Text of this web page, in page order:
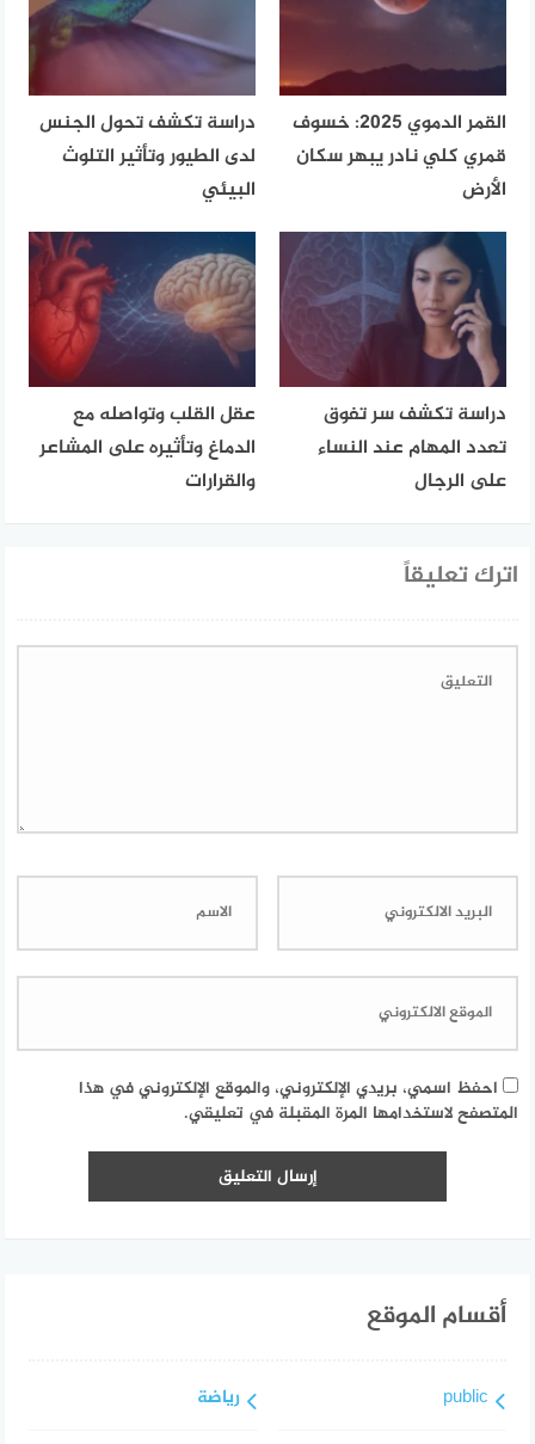
القمر الدموي 2025: خسوف
قمري كلي نادر يبهر سكان
الأرض
دراسة تكشف تحول الجنس
لدى الطيور وتأثير التلوث
البيئي
دراسة تكشف سر تفوق
تعدد المهام عند النساء
على الرجال
عقل القلب وتواصله مع
الدماغ وتأثيره على المشاعر
والقرارات
اترك تعليقاً
احفظ اسمي، بريدي الإلكتروني، والموقع الإلكتروني في هذا
المتصفح لاستخدامها المرة المقبلة في تعليقي.
أقسام الموقع
public رياضة